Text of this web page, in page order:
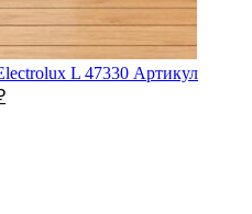
L 47330 Артикул